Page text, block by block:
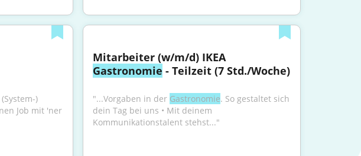
Job mit 'ner
Mitarbeiter (w/m/d) IKEA
Gastronomie - Teilzeit (7 Std./Woche)
"...Vorgaben in der Gastronomie. So gestaltet sich
dein Tag bei uns • Mit deinem
Kommunikationstalent stehst..."